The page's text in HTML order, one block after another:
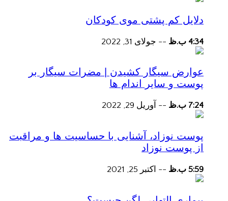
دلایل کم پشتی موی کودکان
4:34 ب.ظ -- جولای 31, 2022
عوارض سیگار کشیدن | مضرات سیگار بر
پوست و سایر اندام ها
7:24 ب.ظ -- آوریل 29, 2022
پوست نوزاد، آشنایی با حساسیت ها و مراقبت
از پوست نوزاد
5:59 ب.ظ -- اکتبر 25, 2021